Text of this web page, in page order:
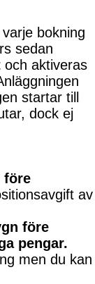
bokning
sedan
och aktiveras
startar till
dock ej
före
av
före
pengar.
men du kan